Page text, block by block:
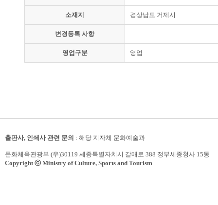
소재지 경상남도 거제시
변경등록 사항
영업구분 영업
출판사, 인쇄사 관련 문의 : 해당 지자체 문화예술과
문화체육관광부 (우)30119 세종특별자치시 갈매로 388 정부세종청사 15동
Copyright ⓒ Ministry of Culture, Sports and Tourism